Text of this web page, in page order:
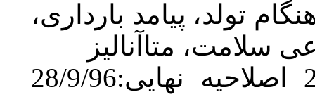
بارداری،
وصول مقاله :23/2/96 اصلاحیه نهایی:28/9/96